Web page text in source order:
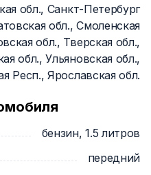
обл., Санкт-Петербург
обл., Смоленская
обл., Тверская обл.,
обл., Ульяновская обл.,
Респ., Ярославская обл.
бензин, 1.5 литров
передний